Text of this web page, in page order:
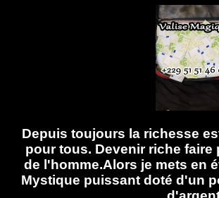
Depuis toujours la richesse
pour tous. Devenir riche faire
de l'homme.Alors je mets en
Mystique puissant doté d'un